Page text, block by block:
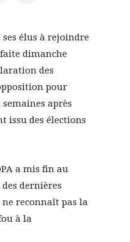
élus à rejoindre
dimanche
des
pour
semaines après
issu des élections
a mis fin au
dernières
ne reconnaît pas la
à la